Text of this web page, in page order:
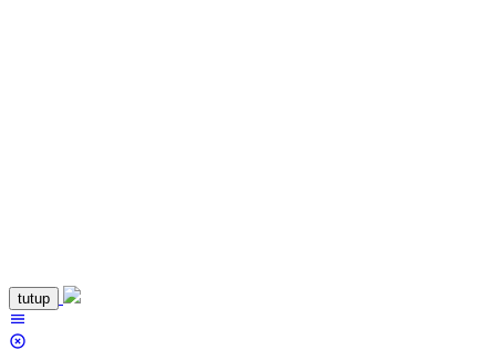
Loncat
ke
konten
tutup